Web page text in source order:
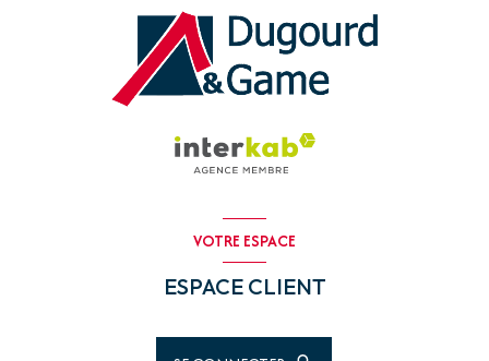
VOTRE ESPACE
ESPACE CLIENT